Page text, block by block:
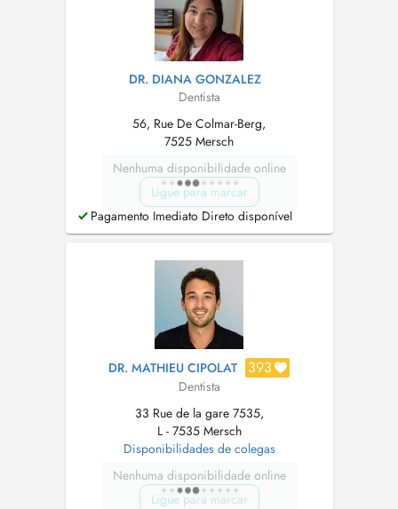
DR. DIANA GONZALEZ
Dentista
56, Rue De Colmar-Berg,
7525 Mersch
Nenhuma disponibilidade online
Ligue para marcar
Pagamento Imediato Direto disponível
DR. MATHIEU CIPOLAT 393
Dentista
33 Rue de la gare 7535,
L - 7535 Mersch
Disponibilidades de colegas
Nenhuma disponibilidade online
Ligue para marcar